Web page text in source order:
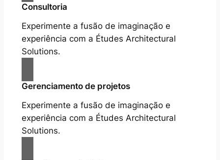
Consultoria
Experimente a fusão de imaginação e
experiência com a Études Architectural
Solutions.
Gerenciamento de projetos
Experimente a fusão de imaginação e
experiência com a Études Architectural
Solutions.